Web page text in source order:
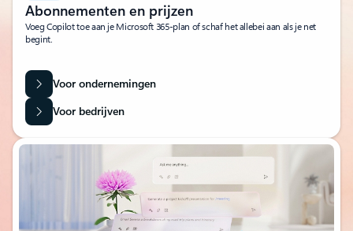
Abonnementen en prijzen
Voeg Copilot toe aan je Microsoft 365-plan of schaf het allebei aan als je net
begint.
Voor ondernemingen
Voor bedrijven